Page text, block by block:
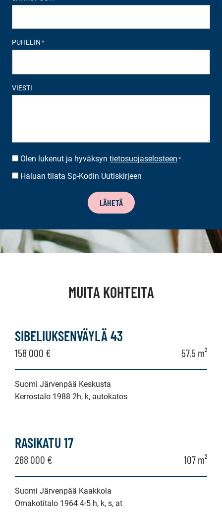
PUHELIN *
VIESTI
SUOSTUMUS*
Olen lukenut ja hyväksyn tietosuojaselosteen *
UUTISKIRJEEN
Haluan tilata Sp-Kodin Uutiskirjeen
LÄHETÄ
MUITA KOHTEITA
SIBELIUKSENVÄYLÄ 43
158 000 € 57,5 m²
Suomi Järvenpää Keskusta
Kerrostalo 1988 2h, k, autokatos
RASIKATU 17
268 000 € 107 m²
Suomi Järvenpää Kaakkola
Omakotitalo 1964 4-5 h, k, s, at